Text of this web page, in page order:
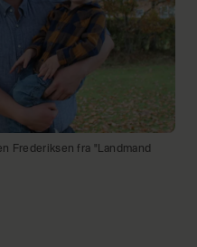
Frederiksen fra "Landmand